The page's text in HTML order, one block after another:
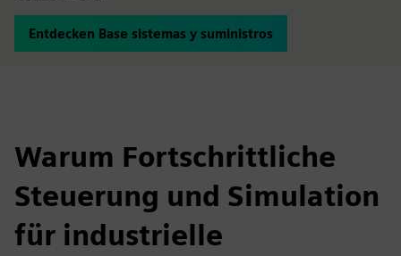
Entdecken Base sistemas y suministros
Warum Fortschrittliche
Steuerung und Simulation
für industrielle